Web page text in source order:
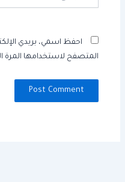
احفظ اسمي، بريدي
المتصفح لاستخدامها المرة